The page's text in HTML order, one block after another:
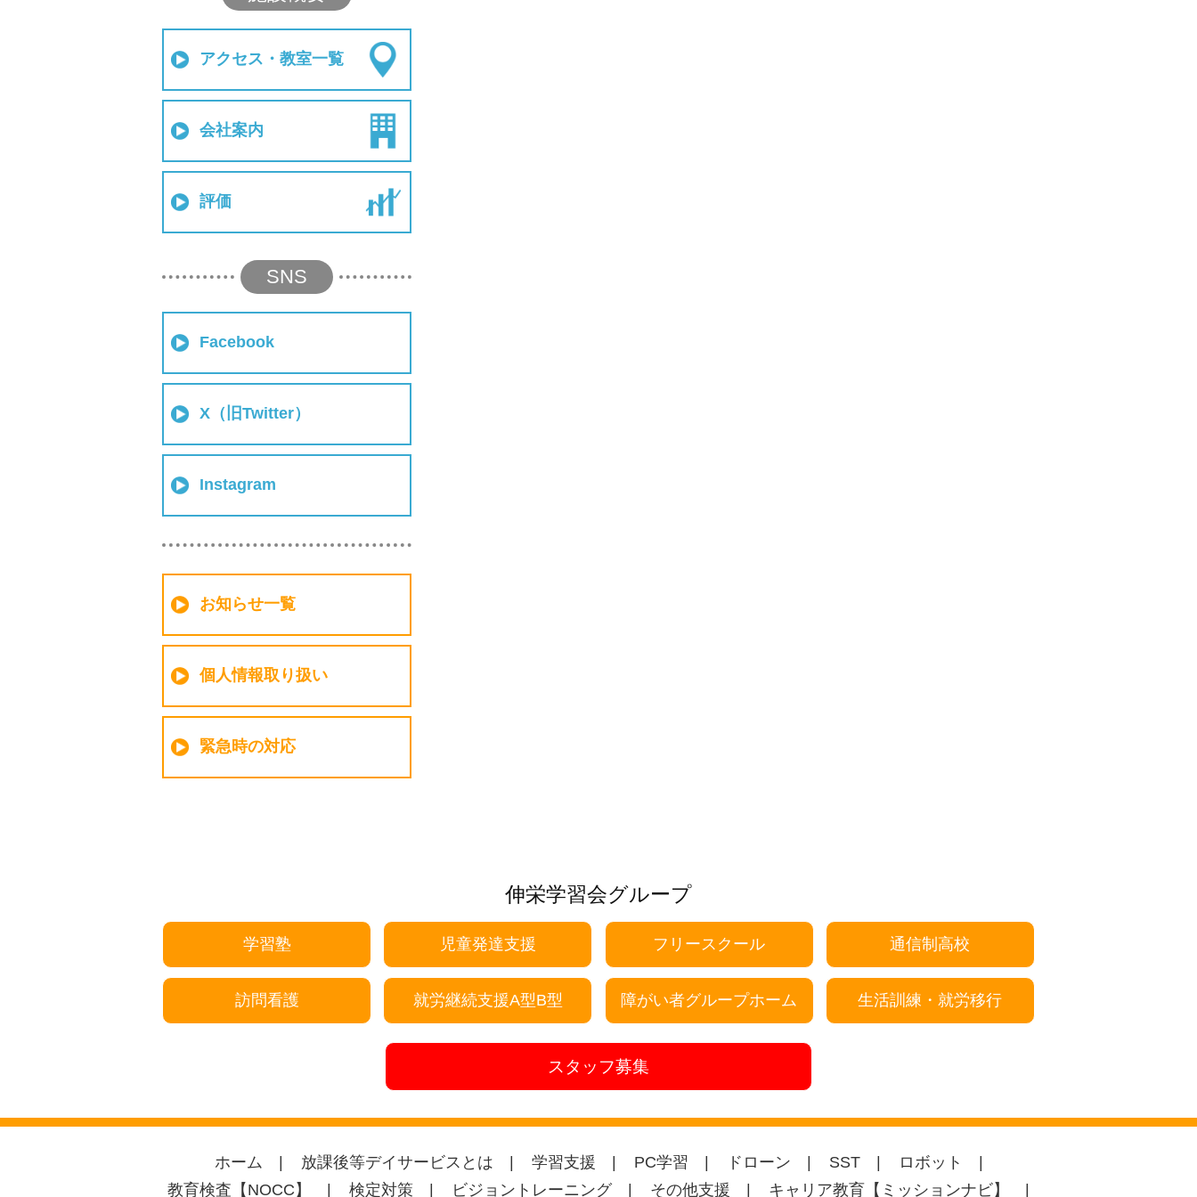
アクセス・教室一覧
会社案内
評価
SNS
Facebook
X（旧Twitter）
Instagram
お知らせ一覧
個人情報取り扱い
緊急時の対応
伸栄学習会グループ
学習塾 児童発達支援 フリースクール 通信制高校
訪問看護 就労継続支援A型B型 障がい者グループホーム 生活訓練・就労移行
スタッフ募集
ホーム 放課後等デイサービスとは 学習支援 PC学習 ドローン SST
ロボット
教育検査【NOCC】
検定対策 ビジョントレーニング その他支援 キャリア教育【ミッションナビ】